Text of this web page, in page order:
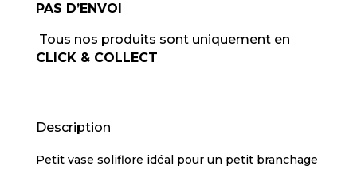
PAS D’ENVOI
Tous nos produits sont uniquement en
CLICK & COLLECT
Description
Petit vase soliflore idéal pour un petit branchage